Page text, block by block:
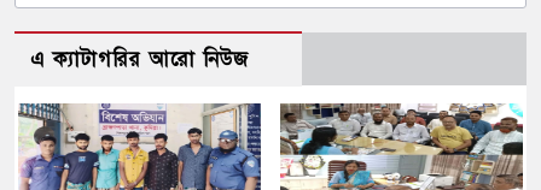
এ ক্যাটাগরির আরো নিউজ